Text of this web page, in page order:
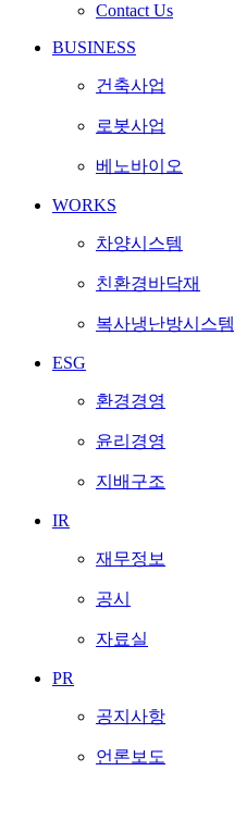
Contact Us
BUSINESS
건축사업
로봇사업
베노바이오
WORKS
차양시스템
친환경바닥재
복사냉난방시스템
ESG
환경경영
윤리경영
지배구조
IR
재무정보
공시
자료실
PR
공지사항
언론보도